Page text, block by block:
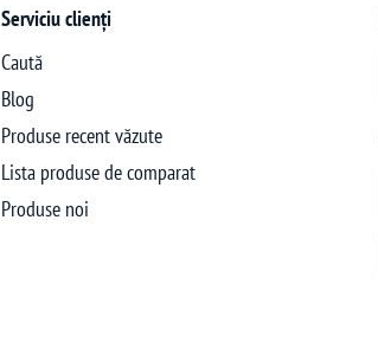
Serviciu clienți
Caută
Blog
Produse recent văzute
Lista produse de comparat
Produse noi